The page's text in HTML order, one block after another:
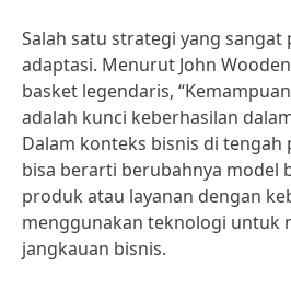
Salah satu strategi yang sangat
adaptasi. Menurut John
basket legendaris,
adalah kunci keberhasilan
Dalam konteks bisnis di tengah
bisa berarti berubahnya model
produk atau layanan dengan
menggunakan teknologi untuk
jangkauan bisnis.